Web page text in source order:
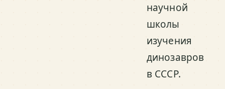
научной
школы
изучения
динозавров
в СССР.